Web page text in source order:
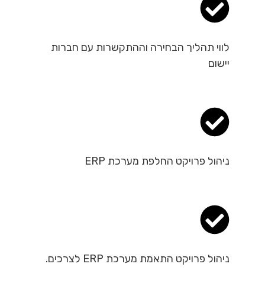
לווי תהליך הבחירה וההתקשרות עם חברות
יישום
ניהול פרויקט החלפת מערכת ERP
ניהול פרויקט התאמת מערכת ERP לצרכים.